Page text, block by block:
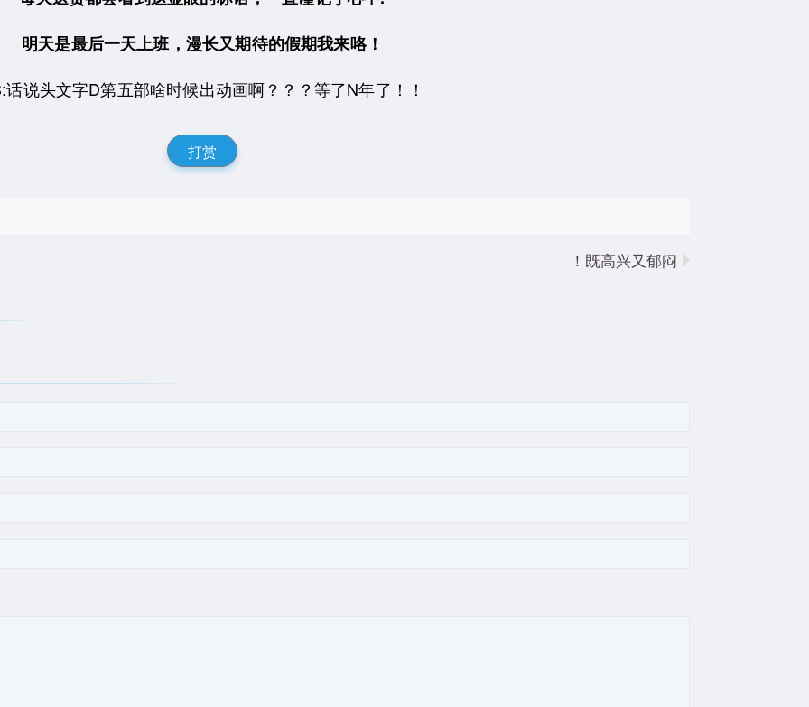
明天是最后一天上班，漫长又期待的假期我来咯！
话说头文字D第五部啥时候出动画啊？？？等了N年了！！
打赏
既高兴又郁闷！